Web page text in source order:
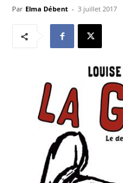
Par Elma Débent - 3 juillet 2017